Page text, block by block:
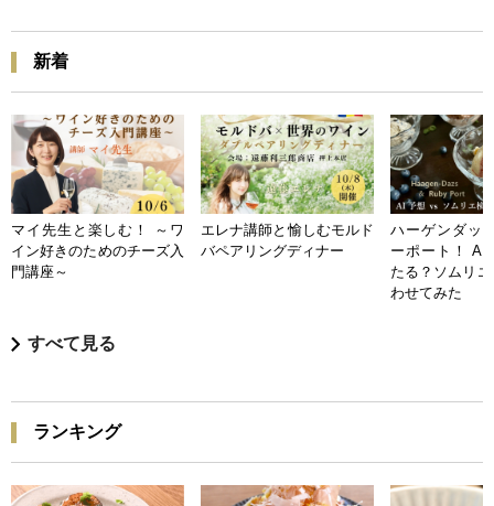
新着
マイ先生と楽しむ！ ～ワ
イン好きのためのチーズ入
門講座～
エレナ講師と愉しむモルド
バペアリングディナー
ハーゲンダッ
ーポート！ AI
たる？ソムリ
わせてみた
すべて見る
ランキング